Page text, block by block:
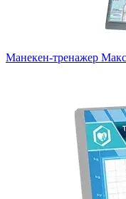
Манекен-тренажер